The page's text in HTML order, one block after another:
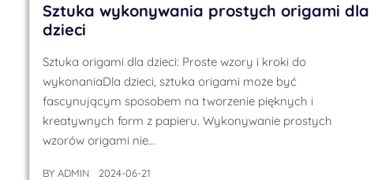
Sztuka wykonywania prostych origami dla
dzieci
Sztuka origami dla dzieci: Proste wzory i kroki do
wykonaniaDla dzieci, sztuka origami może być
fascynującym sposobem na tworzenie pięknych i
kreatywnych form z papieru. Wykonywanie prostych
wzorów origami nie…
BY ADMIN 2024-06-21